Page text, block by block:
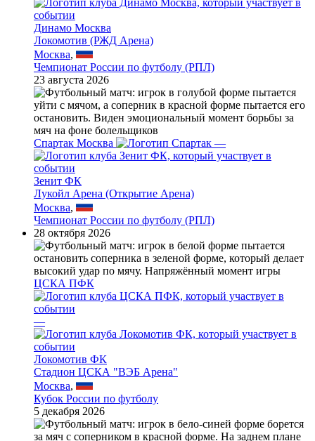
Динамо Москва
Локомотив (РЖД Арена)
Москва,
Чемпионат России по футболу (РПЛ)
23 августа 2026
Спартак Москва —
Зенит ФК
Лукойл Арена (Открытие Арена)
Москва,
Чемпионат России по футболу (РПЛ)
28 октября 2026
ЦСКА ПФК
—
Локомотив ФК
Стадион ЦСКА "ВЭБ Арена"
Москва,
Кубок России по футболу
5 декабря 2026